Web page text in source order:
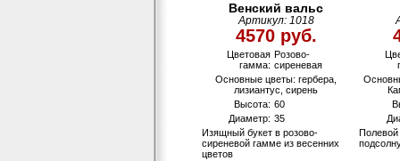
Венский вальс
Артикул: 1018
4570 руб.
Цветовая
гамма:
Розово-
сиреневая
Основные цветы: гербера,
лизиантус, сирень
Высота: 60
Диаметр: 35
Изящный букет в розово-
сиреневой гамме из весенних
цветов
Полевой